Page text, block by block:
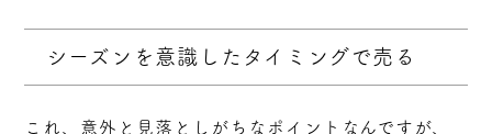
シーズンを意識したタイミングで売る
これ、意外と見落としがちなポイントなんですが、